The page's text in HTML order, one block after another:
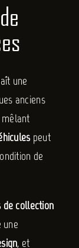
une
anciens
mêlant
peut
de
de collection
une
, et